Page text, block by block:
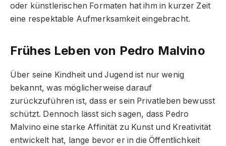
oder künstlerischen Formaten hat ihm in kurzer Zeit
eine respektable Aufmerksamkeit eingebracht.
Frühes Leben von Pedro Malvino
Über seine Kindheit und Jugend ist nur wenig
bekannt, was möglicherweise darauf
zurückzuführen ist, dass er sein Privatleben bewusst
schützt. Dennoch lässt sich sagen, dass Pedro
Malvino eine starke Affinität zu Kunst und Kreativität
entwickelt hat, lange bevor er in die Öffentlichkeit